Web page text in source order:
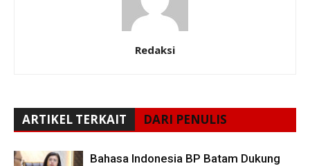
Redaksi
ARTIKEL TERKAIT DARI PENULIS
Bahasa Indonesia BP Batam Dukung